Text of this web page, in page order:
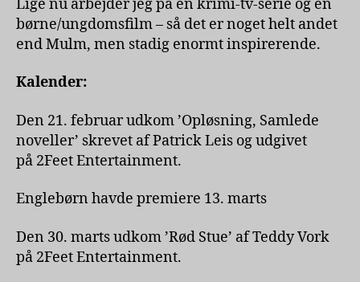
Lige nu arbejder jeg på en krimi-tv-serie og en
børne/ungdomsfilm – så det er noget helt andet
end Mulm, men stadig enormt inspirerende.
Kalender:
Den 21. februar udkom ’Opløsning, Samlede
noveller’ skrevet af Patrick Leis og udgivet
på 2Feet Entertainment.
Englebørn havde premiere 13. marts
Den 30. marts udkom ’Rød Stue’ af Teddy Vork
på 2Feet Entertainment.